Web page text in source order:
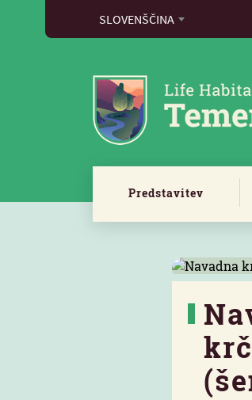
SLOVENŠČINA
Predstavitev